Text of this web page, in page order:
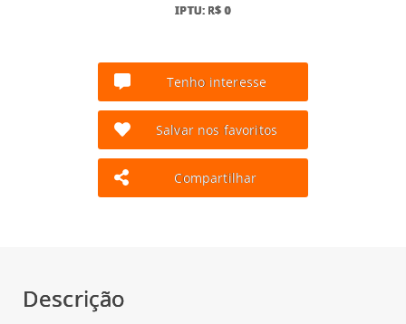
IPTU: R$ 0
Tenho interesse
Salvar nos favoritos
Compartilhar
Descrição